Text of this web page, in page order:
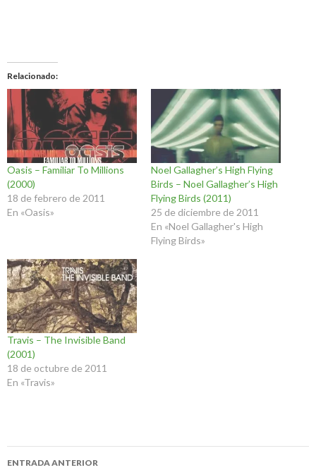
Relacionado
Oasis – Familiar To Millions
(2000)
18 de febrero de 2011
En «Oasis»
Noel Gallagher’s High Flying
Birds – Noel Gallagher’s High
Flying Birds (2011)
25 de diciembre de 2011
En «Noel Gallagher's High
Flying Birds»
Travis – The Invisible Band
(2001)
18 de octubre de 2011
En «Travis»
Navegación
ENTRADA ANTERIOR